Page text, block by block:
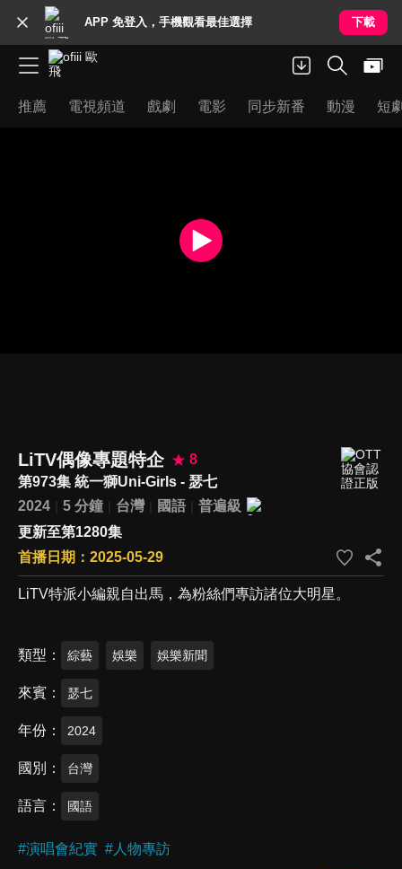
APP 免登入，手機觀看最佳選擇 下載
推薦 電視頻道 戲劇 電影 同步新番 動漫 短
LiTV偶像專題特企
8
第973集 統一獅Uni-Girls - 瑟七
2024
5 分鐘 台灣 國語
普遍級
更新至第1280集
首播日期：2025-05-29
LiTV特派小編親自出馬，為粉絲們專訪諸位大明星。
類型 綜藝 娛樂 娛樂新聞
來賓 瑟七
年份 2024
國別 台灣
語言 國語
#演唱會紀實 # 人物專訪